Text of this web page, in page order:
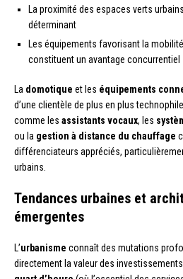
La proximité des espaces verts
déterminant
Les équipements favorisant la
constituent un avantage concurrentiel
La domotique et les équipements
d’une clientèle de plus en plus
comme les assistants vocaux, les
ou la gestion à distance du chauffage
différenciateurs appréciés,
urbains.
Tendances urbaines et
émergentes
L’urbanisme connaît des mutations
directement la valeur des